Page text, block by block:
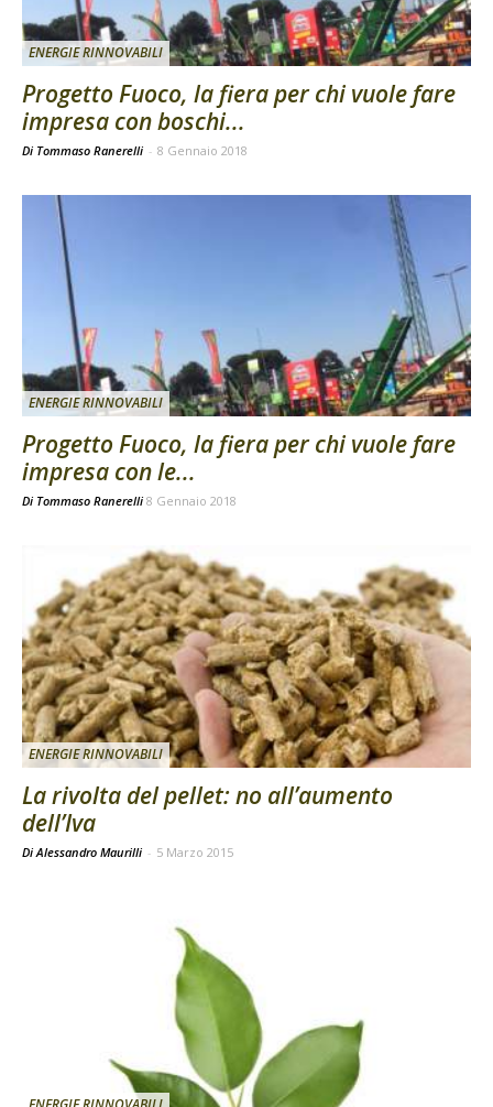
ENERGIE RINNOVABILI
Progetto Fuoco, la fiera per chi vuole fare
impresa con boschi...
Di Tommaso Ranerelli - 8 Gennaio 2018
ENERGIE RINNOVABILI
Progetto Fuoco, la fiera per chi vuole fare
impresa con le...
Di Tommaso Ranerelli 8 Gennaio 2018
ENERGIE RINNOVABILI
La rivolta del pellet: no all’aumento
dell’Iva
Di Alessandro Maurilli - 5 Marzo 2015